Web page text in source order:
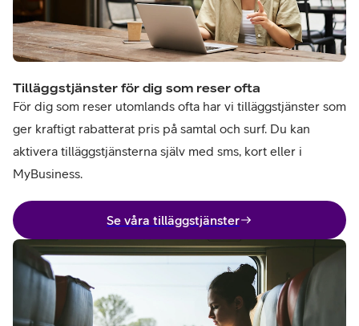
Tilläggstjänster för dig som reser ofta
För dig som reser utomlands ofta har vi tilläggstjänster som
ger kraftigt rabatterat pris på samtal och surf. Du kan
aktivera tilläggstjänsterna själv med sms, kort eller i
MyBusiness.
Se våra tilläggstjänster